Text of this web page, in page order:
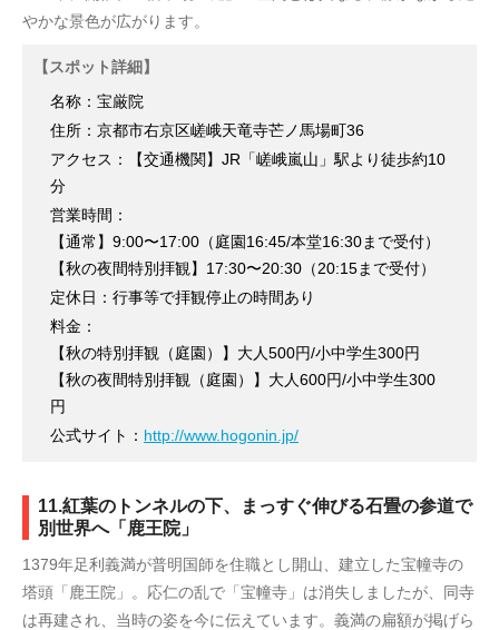
やかな景色が広がります。
【スポット詳細】
名称：宝厳院
住所：京都市右京区嵯峨天竜寺芒ノ馬場町36
アクセス：【交通機関】JR「嵯峨嵐山」駅より徒歩約10
分
営業時間：
【通常】9:00〜17:00（庭園16:45/本堂16:30まで受付）
【秋の夜間特別拝観】17:30〜20:30（20:15まで受付）
定休日：行事等で拝観停止の時間あり
料金：
【秋の特別拝観（庭園）】大人500円/小中学生300円
【秋の夜間特別拝観（庭園）】大人600円/小中学生300
円
公式サイト： http://www.hogonin.jp/
11.紅葉のトンネルの下、まっすぐ伸びる石畳の参道で
別世界へ「鹿王院」
1379年足利義満が普明国師を住職とし開山、建立した宝幢寺の
塔頭「鹿王院」。応仁の乱で「宝幢寺」は消失しましたが、同寺
は再建され、当時の姿を今に伝えています。義満の扁額が掲げら